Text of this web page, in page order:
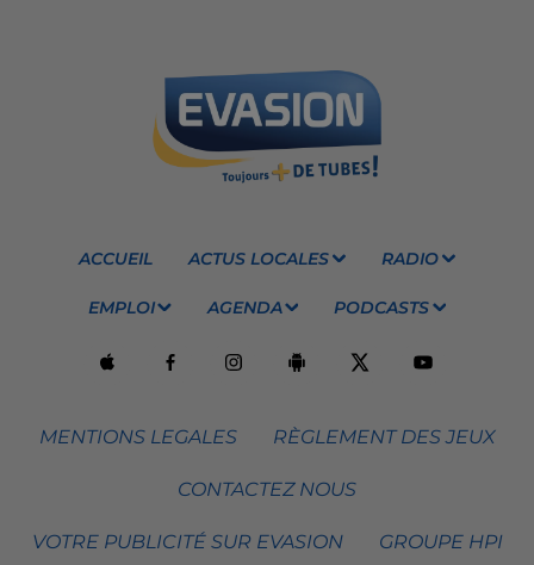
ACCUEIL ACTUS LOCALES RADIO
EMPLOI AGENDA PODCASTS
MENTIONS LEGALES RÈGLEMENT DES JEUX
CONTACTEZ NOUS
VOTRE PUBLICITÉ SUR EVASION GROUPE HPI